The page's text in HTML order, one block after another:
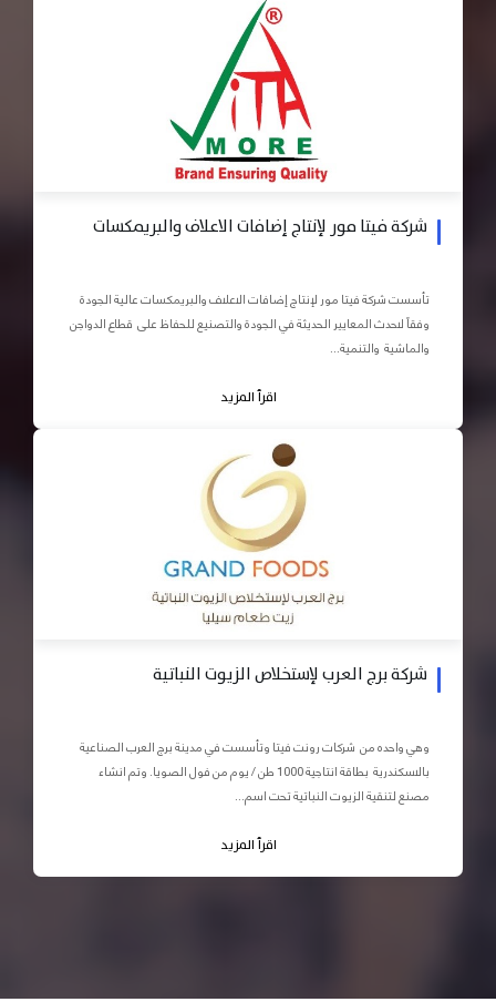
شركة فيتا مور لإنتاج إضافات الاعلاف والبريمكسات
تأسست شركة فيتا مور لإنتاج إضافات الاعلاف والبريمكسات عالية الجودة
وفقاً لاحدث المعايير الحديثة في الجودة والتصنيع للحفاظ على قطاع الدواجن
والماشية والتنمية...
اقرأ المزيد
شركة برج العرب لإستخلاص الزيوت النباتية
وهي واحده من شركات رونت فيتا وتأسست في مدينة برج العرب الصناعية
بالاسكندرية بطاقة انتاجية 1000 طن / يوم من فول الصويا. وتم انشاء
مصنع لتنقية الزيوت النباتية تحت اسم...
اقرأ المزيد